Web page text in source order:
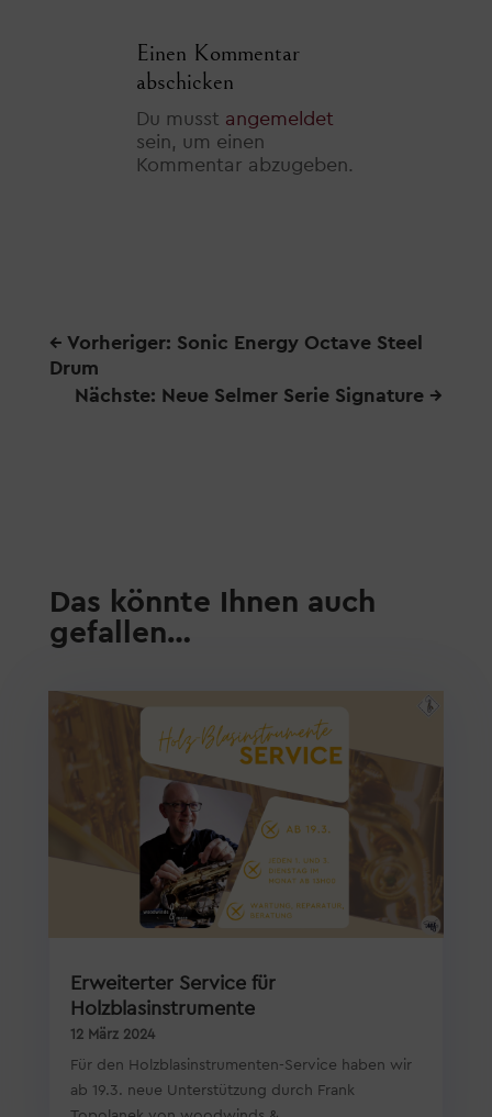
Einen Kommentar
abschicken
Du musst angemeldet
sein, um einen
Kommentar abzugeben.
← Vorheriger: Sonic Energy Octave Steel
Drum
Nächste: Neue Selmer Serie Signature →
Das könnte Ihnen auch
gefallen…
Erweiterter Service für
Holzblasinstrumente
12 März 2024
Für den Holzblasinstrumenten-Service haben wir
ab 19.3. neue Unterstützung durch Frank